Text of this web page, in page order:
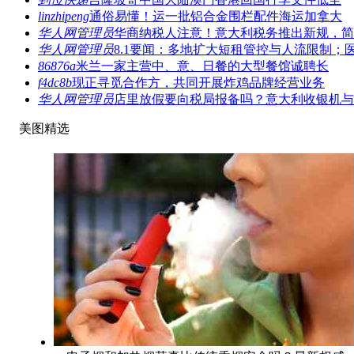
linzhipeng通俗易懂！运一批铝合金围栏配件海运加拿大
华人网管理员华商纳税人注意！意大利税务推出新规，
华人网管理员8.1要闻：多地扩大短租管控与人流限制；
86876a米兰一家主营中、意、日餐的大型餐馆诚聘长
f4dc8b现正寻觅合作方，共同开展炸鸡品牌经营业务
华人网管理员店里放假要向税局报备吗？意大利收银机
美图精选